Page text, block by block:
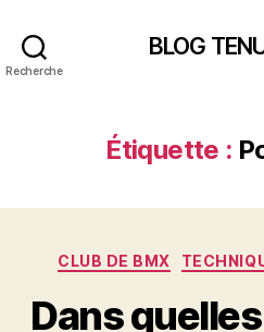
Recherche
BLOG
Étiquette :
CLUB DE BMX
Dans